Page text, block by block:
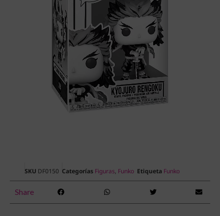
SKU DF0150 Categorías Figuras, Funko Etiqueta Funko
Share